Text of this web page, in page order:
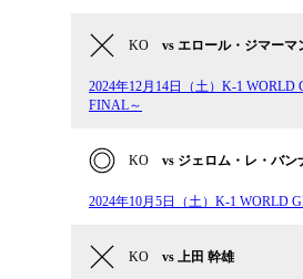
KO vs エロール・ジマーマ
2024年12⽉14⽇（土）K-1 WORLD
FINAL～
KO vs ジェロム・レ・バン
2024年10月5日（土）K-1 WORLD
KO vs 上田 幹雄